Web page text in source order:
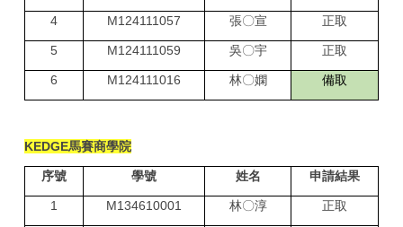
4 M124111057 張〇宣 正取
5 M124111059 吳〇宇 正取
6 M124111016 林〇嫻 備取
KEDGE馬賽商學院
序號 學號 姓名 申請結果
1 M134610001 林〇淳 正取